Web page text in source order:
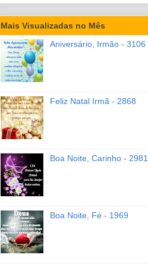
Mais Visualizadas no Mês
Aniversário, Irmão - 3106
Feliz Natal Irmã - 2868
Boa Noite, Carinho - 2981
Boa Noite, Fé - 1969